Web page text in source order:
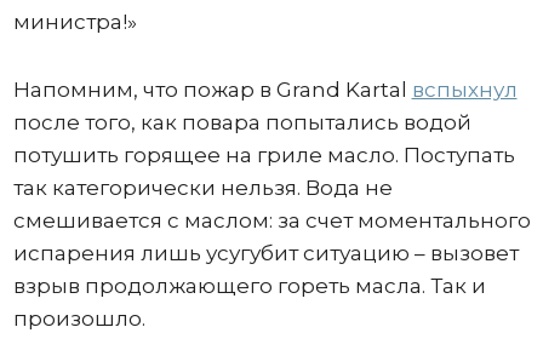
министра!»
Напомним, что пожар в Grand Kartal вспыхнул
после того, как повара попытались водой
потушить горящее на гриле масло. Поступать
так категорически нельзя. Вода не
смешивается с маслом: за счет моментального
испарения лишь усугубит ситуацию – вызовет
взрыв продолжающего гореть масла. Так и
произошло.